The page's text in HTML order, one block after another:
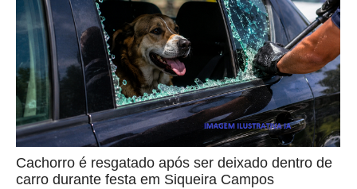
Cachorro é resgatado após ser deixado dentro de
carro durante festa em Siqueira Campos